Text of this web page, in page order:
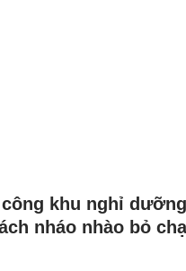
công khu nghỉ
nháo nhào bỏ